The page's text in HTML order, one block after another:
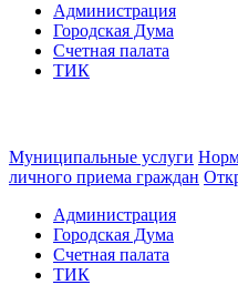
Администрация
Городская Дума
Счетная палата
ТИК
Муниципальные услуги
личного приема граждан
Администрация
Городская Дума
Счетная палата
ТИК